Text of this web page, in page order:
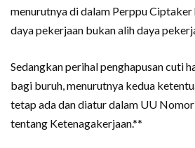
menurutnya di dalam Perppu Ciptaker
daya pekerjaan bukan alih daya
Sedangkan perihal penghapusan cuti
bagi buruh, menurutnya kedua
tetap ada dan diatur dalam UU
tentang Ketenagakerjaan.**